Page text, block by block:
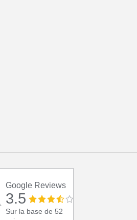
Google Reviews
3.5
Sur la base de 52